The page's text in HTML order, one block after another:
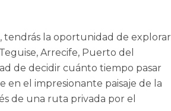
tendrás la oportunidad de explorar
Arrecife, Puerto del
de decidir cuánto tiempo pasar
en el impresionante paisaje de la
de una ruta privada por el